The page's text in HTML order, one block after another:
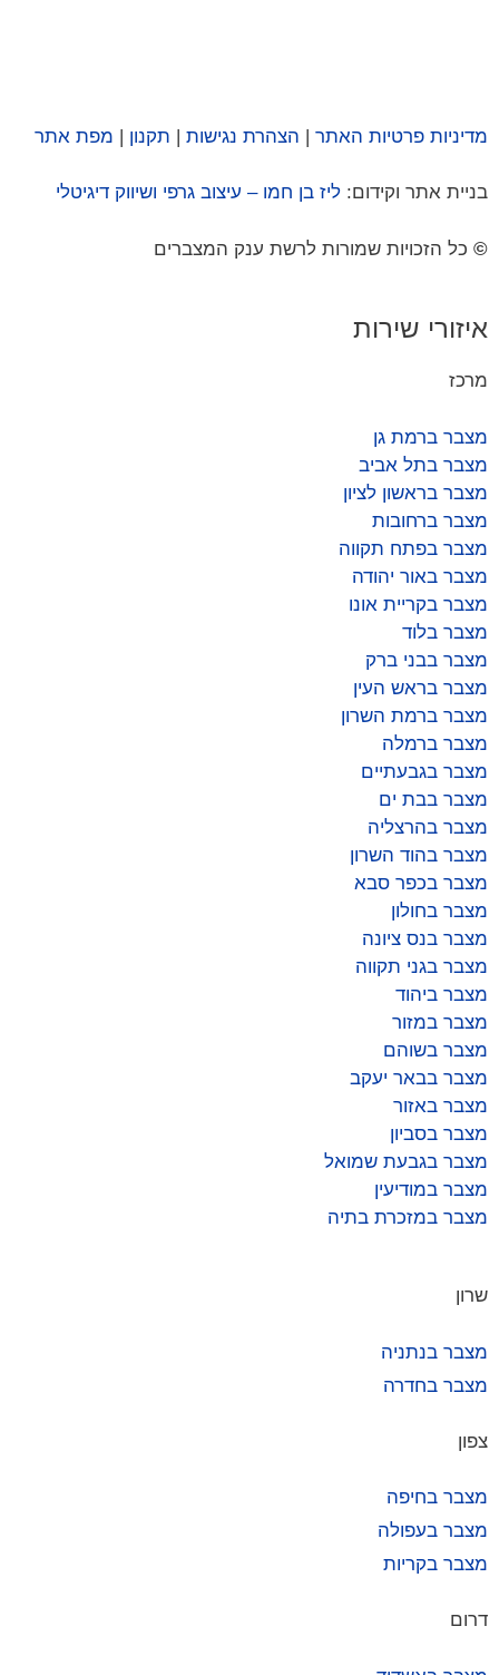
מדיניות פרטיות האתר | הצהרת נגישות | תקנון | מפת אתר
בניית אתר וקידום: ליז בן חמו – עיצוב גרפי ושיווק דיגיטלי
© כל הזכויות שמורות לרשת ענק המצברים
איזורי שירות
מרכז
מצבר ברמת גן
מצבר בתל אביב
מצבר בראשון לציון
מצבר ברחובות
מצבר בפתח תקווה
מצבר באור יהודה
מצבר בקריית אונו
מצבר בלוד
מצבר בבני ברק
מצבר בראש העין
מצבר ברמת השרון
מצבר ברמלה
מצבר בגבעתיים
מצבר בבת ים
מצבר בהרצליה
מצבר בהוד השרון
מצבר בכפר סבא
מצבר בחולון
מצבר בנס ציונה
מצבר בגני תקווה
מצבר ביהוד
מצבר במזור
מצבר בשוהם
מצבר בבאר יעקב
מצבר באזור
מצבר בסביון
מצבר בגבעת שמואל
מצבר במודיעין
מצבר במזכרת בתיה
שרון
מצבר בנתניה
מצבר בחדרה
צפון
מצבר בחיפה
מצבר בעפולה
מצבר בקריות
דרום